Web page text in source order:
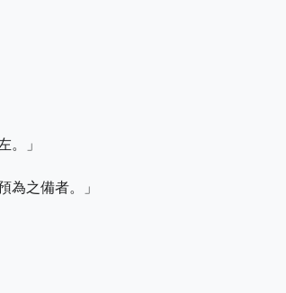
。」
為之備者。」